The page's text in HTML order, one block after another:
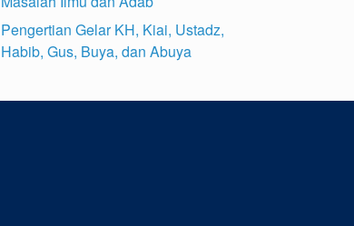
Pengertian Gelar KH, Kiai, Ustadz,
Habib, Gus, Buya, dan Abuya